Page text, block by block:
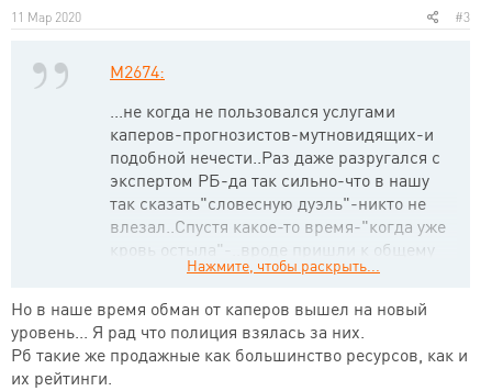
11 Мар 2020 #3
M2674:
...не когда не пользовался услугами
каперов-прогнозистов-мутновидящих-и
подобной нечести..Раз даже разругался с
экспертом РБ-да так сильно-что в нашу
так сказать"словесную дуэль"-никто не
влезал..Спустя какое-то время-"когда уже
кровь остыла"-..вроде пришли к общему
знаменателю..Нажмите, чтобы раскрыть...
Но в наше время обман от каперов вышел на новый
уровень... Я рад что полиция взялась за них.
Рб такие же продажные как большинство ресурсов, как и
их рейтинги.